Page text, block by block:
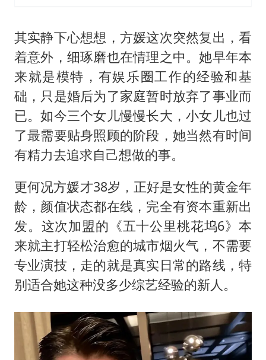
其实静下心想想，方媛这次突然复出，看
着意外，细琢磨也在情理之中。她早年本
来就是模特，有娱乐圈工作的经验和基
础，只是婚后为了家庭暂时放弃了事业而
已。如今三个女儿慢慢长大，小女儿也过
了最需要贴身照顾的阶段，她当然有时间
有精力去追求自己想做的事。
更何况方媛才38岁，正好是女性的黄金年
龄，颜值状态都在线，完全有资本重新出
发。这次加盟的《五十公里桃花坞6》本
来就主打轻松治愈的城市烟火气，不需要
专业演技，走的就是真实日常的路线，特
别适合她这种没多少综艺经验的新人。